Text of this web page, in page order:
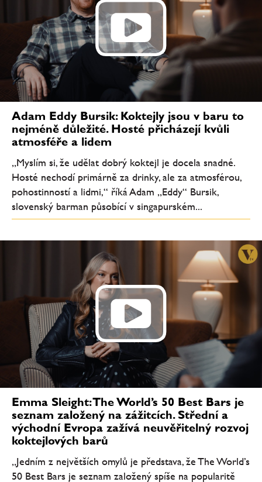
Adam Eddy Bursik: Koktejly jsou v baru to
nejméně důležité. Hosté přicházejí kvůli
atmosféře a lidem
„Myslím si, že udělat dobrý koktejl je docela snadné.
Hosté nechodí primárně za drinky, ale za atmosférou,
pohostinností a lidmi,“ říká Adam „Eddy“ Bursik,
slovenský barman působící v singapurském...
Emma Sleight: The World’s 50 Best Bars je
seznam založený na zážitcích. Střední a
východní Evropa zažívá neuvěřitelný rozvoj
koktejlových barů
„Jedním z největších omylů je představa, že The World’s
50 Best Bars je seznam založený spíše na popularitě